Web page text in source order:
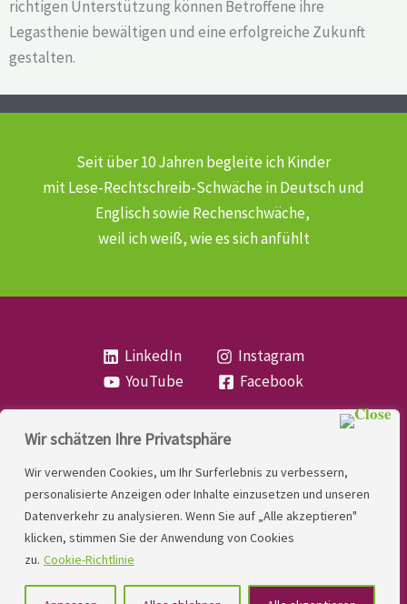
Wir schätzen Ihre Privatsphäre
Wir verwenden Cookies, um Ihr Surferlebnis zu verbessern,
personalisierte Anzeigen oder Inhalte einzusetzen und unseren
Datenverkehr zu analysieren. Wenn Sie auf „Alle akzeptieren"
klicken, stimmen Sie der Anwendung von Cookies
zu. Cookie-Richtlinie
richtigen Unterstützung können Betroffene ihre
Legasthenie bewältigen und eine erfolgreiche Zukunft
gestalten.
Seit über 10 Jahren begleite ich Kinder
mit Lese-Rechtschreib-Schwächein Deutsch und
Englisch sowie Rechenschwäche,
weil ich weiß, wie es sich anfühlt
LinkedIn
Instagram
YouTube
Facebook
LINDNER. 2026 | Powered by
Kontakt
Datenschutzerklärung